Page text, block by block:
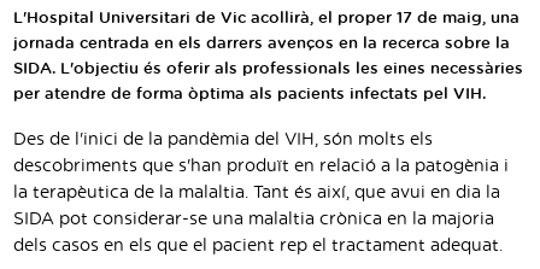
Traductor
Segueix-nos:
L'Hospital Universitari de Vic acollirà, el proper 17 de maig, una
jornada centrada en els darrers avenços en la recerca sobre la
SIDA. L'objectiu és oferir als professionals les eines necessàries
per atendre de forma òptima als pacients infectats pel VIH.
Des de l'inici de la pandèmia del VIH, són molts els
descobriments que s'han produït en relació a la patogènia i
la terapèutica de la malaltia. Tant és així, que avui en dia la
SIDA pot considerar-se una malaltia crònica en la majoria
dels casos en els que el pacient rep el tractament adequat.